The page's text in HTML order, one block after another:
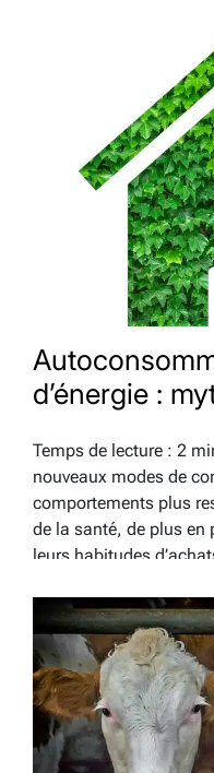
la sensibilisation reste
d’énergie :
Temps de lecture : 2
nouveaux modes de
comportements plus
de la santé, de plus en
leurs habitudes
d’énergie? Les
portrait…